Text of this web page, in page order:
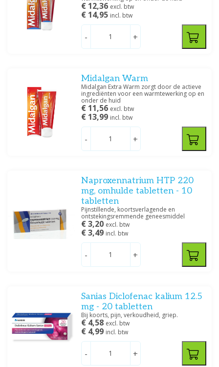
€ 12,36 excl. btw
€ 14,95 incl. btw
- +
Midalgan Warm
Midalgan Extra Warm zorgt door de actieve
ingrediënten voor een warmtewerking op en
onder de huid
€ 11,56 excl. btw
€ 13,99 incl. btw
- +
Naproxennatrium HTP 220
mg, omhulde tabletten - 10
tabletten
Pijnstillende, koortsverlagende en
ontstekingsremmende geneesmiddel
€ 3,20 excl. btw
€ 3,49 incl. btw
- +
Sanias Diclofenac kalium 12.5
mg - 20 tabletten
Bij koorts, pijn, verkoudheid, griep.
€ 4,58 excl. btw
€ 4,99 incl. btw
- +